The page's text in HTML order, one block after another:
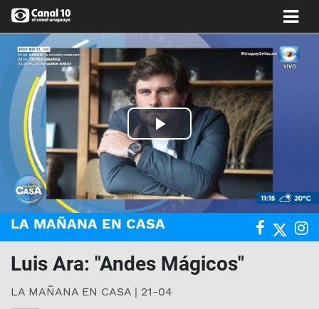
Play
Video
LA MAÑANA EN CASA
Luis Ara: "Andes Mágicos"
LA MAÑANA EN CASA | 21-04